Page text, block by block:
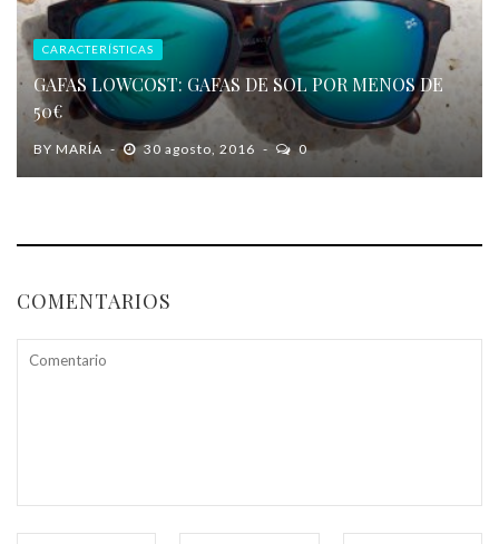
CARACTERÍSTICAS
GAFAS LOWCOST: GAFAS DE SOL POR MENOS DE
50€
BY MARÍA 30 agosto, 2016 0
COMENTARIOS